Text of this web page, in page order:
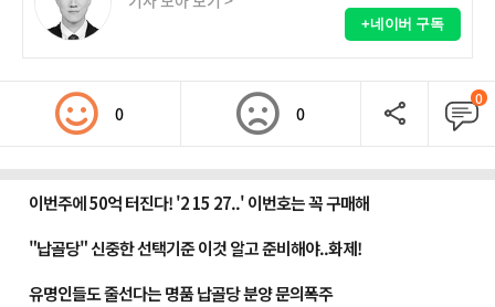
+네이버 구독
0 0
0